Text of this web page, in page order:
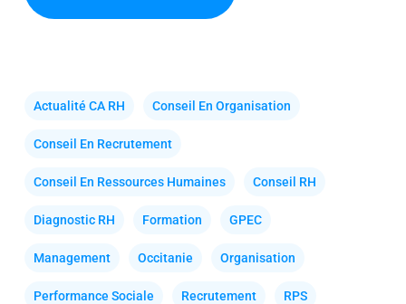
Actualité CA RH Conseil En Organisation
Conseil En Recrutement
Conseil En Ressources Humaines Conseil RH
Diagnostic RH Formation GPEC
Management Occitanie Organisation
Performance Sociale Recrutement RPS